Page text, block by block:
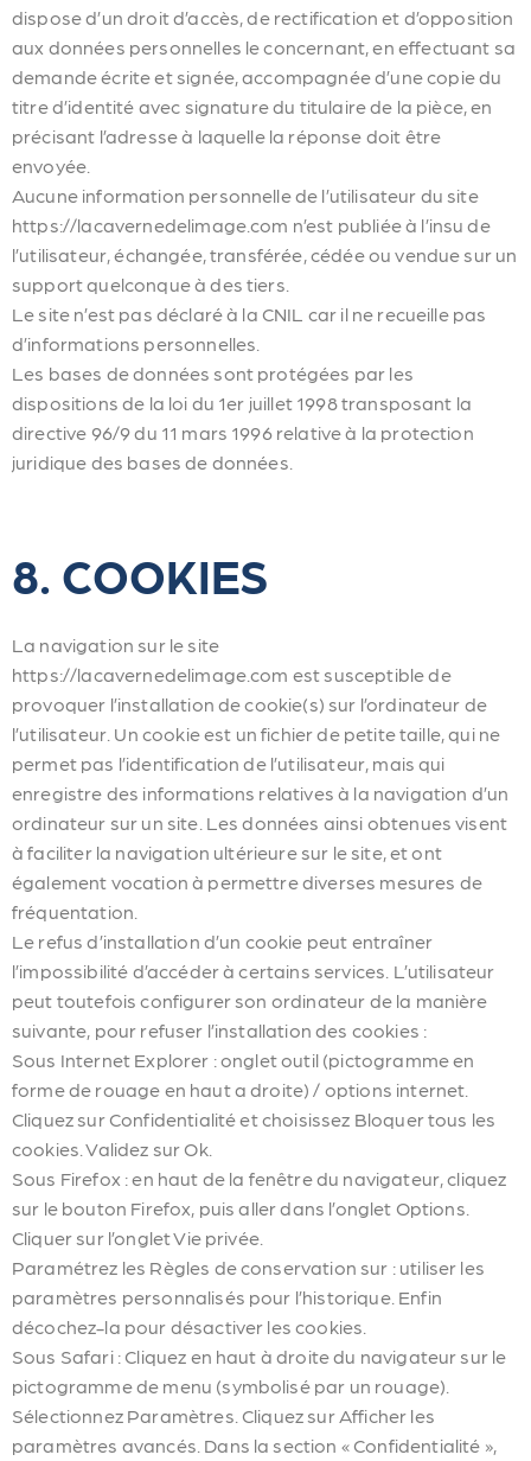
dispose d’un droit d’accès, de rectification et d’opposition
aux données personnelles le concernant, en effectuant sa
demande écrite et signée, accompagnée d’une copie du
titre d’identité avec signature du titulaire de la pièce, en
précisant l’adresse à laquelle la réponse doit être
envoyée.
Aucune information personnelle de l’utilisateur du site
https://lacavernedelimage.com n’est publiée à l’insu de
l’utilisateur, échangée, transférée, cédée ou vendue sur un
support quelconque à des tiers.
Le site n’est pas déclaré à la CNIL car il ne recueille pas
d’informations personnelles.
Les bases de données sont protégées par les
dispositions de la loi du 1er juillet 1998 transposant la
directive 96/9 du 11 mars 1996 relative à la protection
juridique des bases de données.
8. COOKIES
La navigation sur le site
https://lacavernedelimage.com est susceptible de
provoquer l’installation de cookie(s) sur l’ordinateur de
l’utilisateur. Un cookie est un fichier de petite taille, qui ne
permet pas l’identification de l’utilisateur, mais qui
enregistre des informations relatives à la navigation d’un
ordinateur sur un site. Les données ainsi obtenues visent
à faciliter la navigation ultérieure sur le site, et ont
également vocation à permettre diverses mesures de
fréquentation.
Le refus d’installation d’un cookie peut entraîner
l’impossibilité d’accéder à certains services. L’utilisateur
peut toutefois configurer son ordinateur de la manière
suivante, pour refuser l’installation des cookies :
Sous Internet Explorer : onglet outil (pictogramme en
forme de rouage en haut a droite) / options internet.
Cliquez sur Confidentialité et choisissez Bloquer tous les
cookies. Validez sur Ok.
Sous Firefox : en haut de la fenêtre du navigateur, cliquez
sur le bouton Firefox, puis aller dans l’onglet Options.
Cliquer sur l’onglet Vie privée.
Paramétrez les Règles de conservation sur : utiliser les
paramètres personnalisés pour l’historique. Enfin
décochez-la pour désactiver les cookies.
Sous Safari : Cliquez en haut à droite du navigateur sur le
pictogramme de menu (symbolisé par un rouage).
Sélectionnez Paramètres. Cliquez sur Afficher les
paramètres avancés. Dans la section « Confidentialité »,